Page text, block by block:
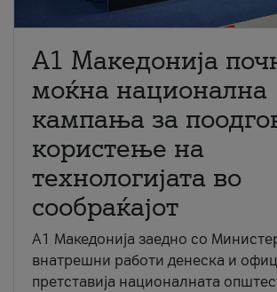
A1 Македонија
моќна национална
кампања за
користење на
технологијата во
сообраќајот
A1 Македонија заедно со
внатрешни работи денеска и
претставија националната